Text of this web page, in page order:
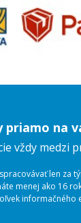
na
vždy medzi
len za
menej ako 16
informačného